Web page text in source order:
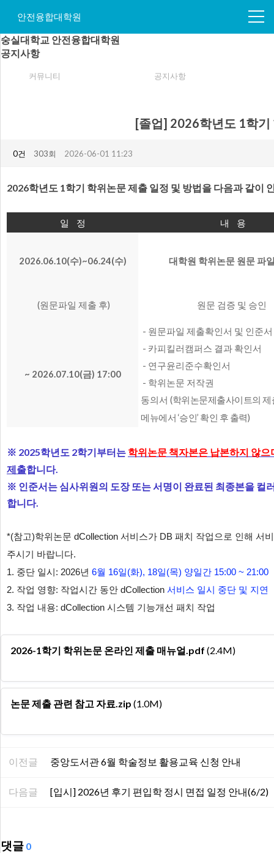
안전융합대학원
숭실대학교 안전융합대학원
공지사항
커뮤니티 공지사항
[졸업] 2026학년도 1학기
0건 303회 2026-06-01 11:23
2026학년도 1학기 학위논문 제출 일정 및 방법을 다음과 같이
일 정 내 용
2026.06.10(수)~06.24(수) 대학원 학위논문 원문 파
(원문파일 제출 후) 원문 검증 및 승인
~ 2026.07.10(금) 17:00
- 원문파일 제출확인서 및 인준서
- 카피킬러캠퍼스 결과 확인서
- 연구윤리준수확인서
- 학위논문 저작권
동의서 (학위논문제출사이트의
메뉴에서 ‘승인’ 확인 후 출력)
※ 2025학년도 2학기부터는 학위논문 책자본은 납본하지 않으
제출합니다.
※ 인준서는 심사위원의 도장 또는 서명이 완료된 최종본을
합니다.
*(참고)학위논문 dCollection 서비스가 DB 패치 작업으로 인해 서
주시기 바랍니다.
1. 중단 일시: 2026년 6월 16일(화), 18일(목) 양일간 15:00 ~ 21:00
2. 작업 영향: 작업시간 동안 dCollection 서비스 일시 중단 및 지연
3. 작업 내용: dCollection 시스템 기능개선 패치 작업
2026-1학기 학위논문 온라인 제출 매뉴얼.pdf (2.4M)
논문 제출 관련 참고 자료.zip (1.0M)
이전글 중앙도서관 6월 학술정보 활용교육 신청 안내
다음글 [입시] 2026년 후기 편입학 정시 면접 일정 안내(6/2)
댓글 0